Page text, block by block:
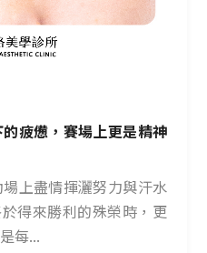
的疲憊，賽場上更是精神
上盡情揮灑努力與汗水
得來勝利的殊榮時，更
每...